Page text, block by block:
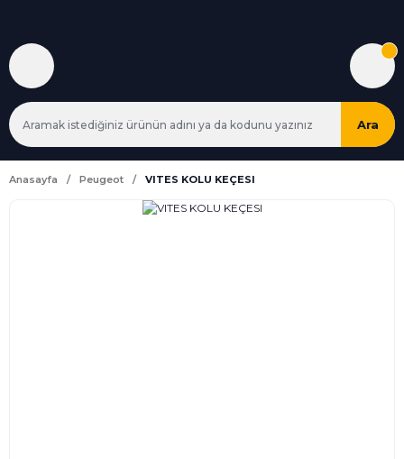
Ara
Anasayfa Peugeot VITES KOLU KEÇESI